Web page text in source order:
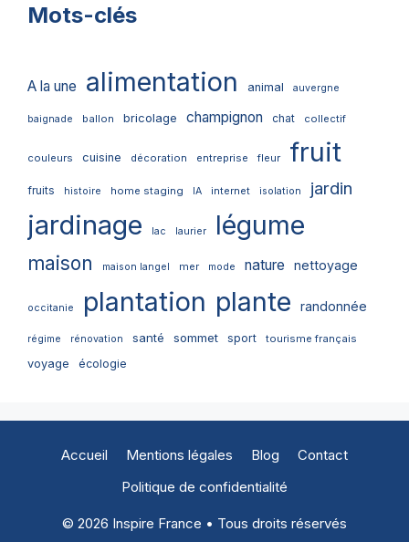
Mots-clés
A la une alimentation animal auvergne
baignade ballon bricolage champignon chat collectif
couleurs cuisine décoration entreprise fleur fruit
fruits histoire home staging IA internet isolation jardin
jardinage lac laurier légume
maison maison langel mer mode nature nettoyage
occitanie plantation plante randonnée
régime rénovation santé sommet sport tourisme français
voyage écologie
Accueil Mentions légales Blog
Contact
Politique de confidentialité
© 2026 Inspire France • Tous droits réservés